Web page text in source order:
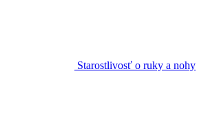
Starostlivosť o ruky a nohy